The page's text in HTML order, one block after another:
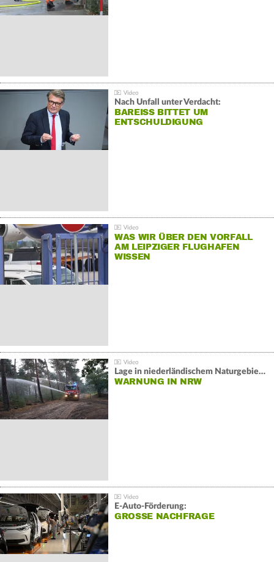
Nach Unfall unter Verdacht:
BAREISS BITTET UM E
NTSCHULDIGUNG
WAS WIR ÜBER DEN VORFALL
AM LEIPZIGER FLUGHAFEN
WISSEN
Lage in niederländischem Naturgebiet stabil
WARNUNG IN NRW
E-Auto-Förderung:
GROSSE NACHFRAGE